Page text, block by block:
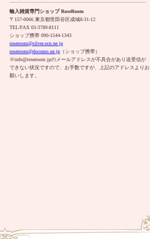
輸入雑貨専門ショップ RoseRoom
〒157-0066 東京都世田谷区成城8-31-12
TEL/FAX 03-3789-8111
ショップ携帯 090-1544-1343
roseroom@silver.ocn.ne.jp
roseroom@docomo.ne.jp （ショップ携帯）
※info@roseroom.jpのメールアドレスが不具合があり送受信が
できない状況ですので、お手数ですが、上記のアドレスよりお
願いします。